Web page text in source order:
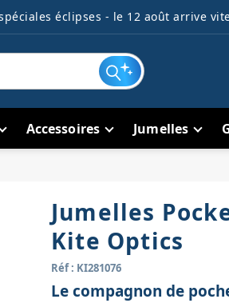
éclipses - le 12 août arrive
Accessoires Jumelles
Jumelles
Kite Optics
Réf : KI281076
Le compagnon de